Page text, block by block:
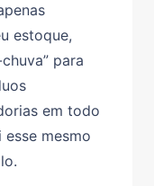
estoque,
para
em todo
mesmo